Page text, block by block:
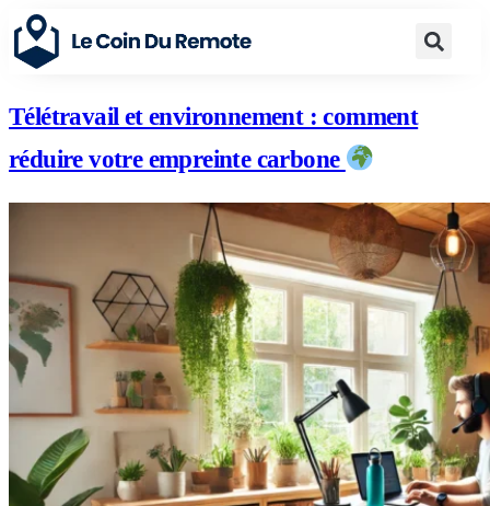
Télétravail et environnement : comment
réduire votre empreinte carbone